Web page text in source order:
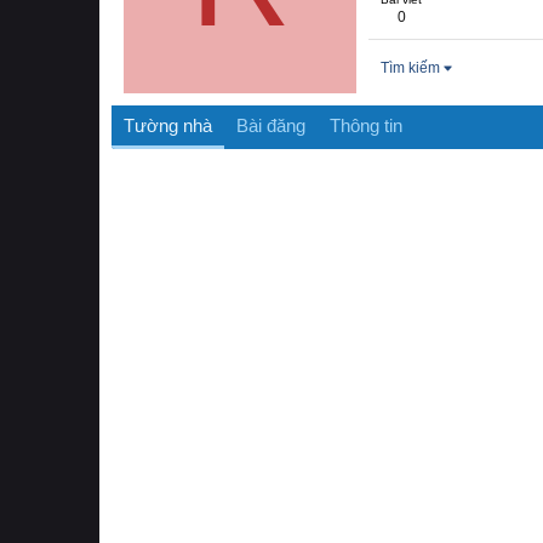
0
Tìm kiếm
Tường nhà Bài đăng Thông tin